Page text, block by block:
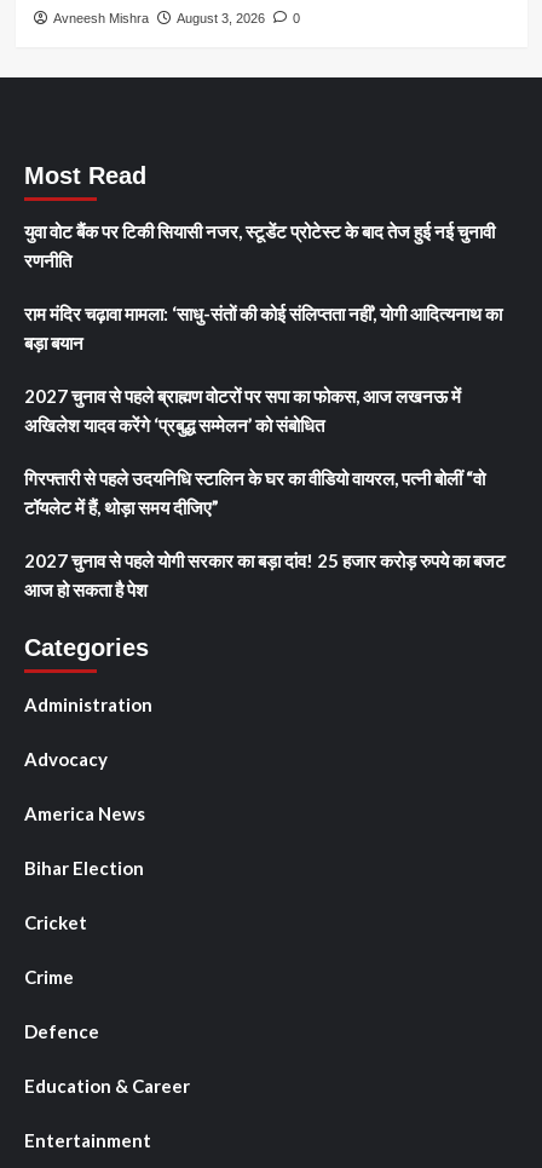
Avneesh Mishra August 3, 2026 0
Most Read
युवा वोट बैंक पर टिकी सियासी नजर, स्टूडेंट प्रोटेस्ट के बाद तेज हुई नई चुनावी
रणनीति
राम मंदिर चढ़ावा मामला: ‘साधु-संतों की कोई संलिप्तता नहीं’, योगी आदित्यनाथ का
बड़ा बयान
2027 चुनाव से पहले ब्राह्मण वोटरों पर सपा का फोकस, आज लखनऊ में
अखिलेश यादव करेंगे ‘प्रबुद्ध सम्मेलन’ को संबोधित
गिरफ्तारी से पहले उदयनिधि स्टालिन के घर का वीडियो वायरल, पत्नी बोलीं “वो
टॉयलेट में हैं, थोड़ा समय दीजिए”
2027 चुनाव से पहले योगी सरकार का बड़ा दांव! 25 हजार करोड़ रुपये का बजट
आज हो सकता है पेश
Categories
Administration
Advocacy
America News
Bihar Election
Cricket
Crime
Defence
Education & Career
Entertainment